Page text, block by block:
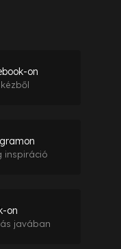
on
inspiráció
on
javában